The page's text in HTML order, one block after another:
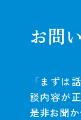
お問
「まずは
談内容が
是非お聞か